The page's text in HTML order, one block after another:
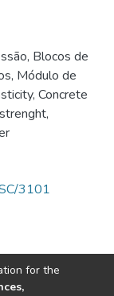
, Blocos de
, Módulo de
, Concrete
,
3101
for the